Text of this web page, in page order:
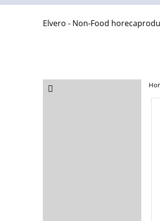
Elvero - Non-Food